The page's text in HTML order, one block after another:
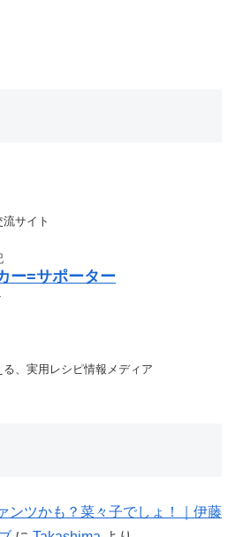
サイト
ー=サポーター
、実用レシピ情報メディア
ンツかも？菜々子でしょ！｜伊藤